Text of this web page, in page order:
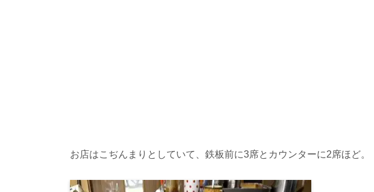
お店はこぢんまりとしていて、鉄板前に3席とカウンターに2席ほど。